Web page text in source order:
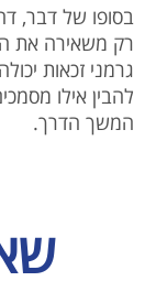
בסופו של דבר,
רק משאירה את
גרמני זכאות
להבין אילו
המשך הדרך.